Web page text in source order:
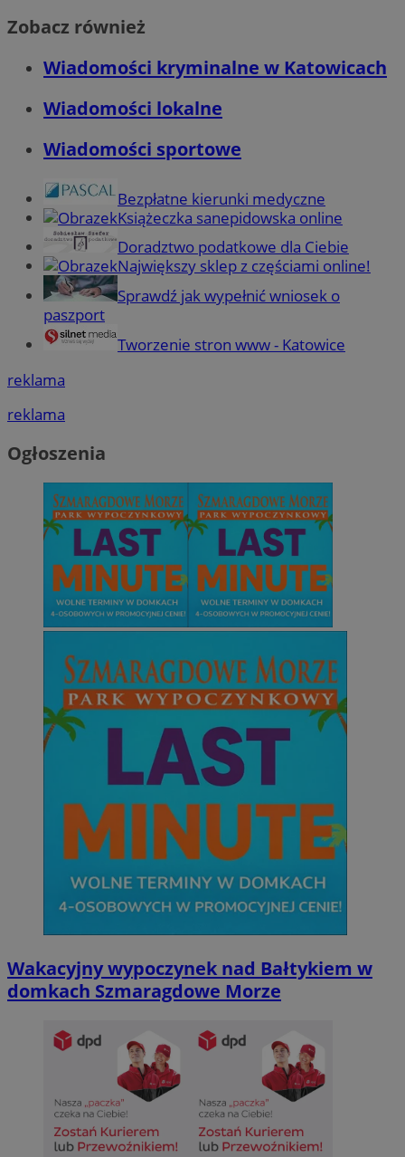
Zobacz również
Wiadomości kryminalne w Katowicach
Wiadomości lokalne
Wiadomości sportowe
Bezpłatne kierunki medyczne
Książeczka sanepidowska online
Doradztwo podatkowe dla Ciebie
Największy sklep z częściami online!
Sprawdź jak wypełnić wniosek o
paszport
Tworzenie stron www - Katowice
reklama
reklama
Ogłoszenia
Wakacyjny wypoczynek nad Bałtykiem w
domkach Szmaragdowe Morze